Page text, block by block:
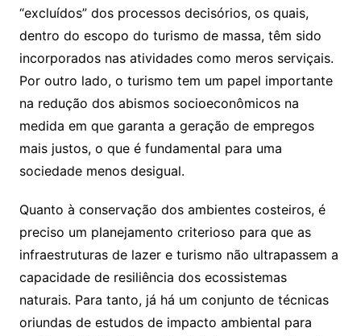
“excluídos” dos processos decisórios, os quais,
dentro do escopo do turismo de massa, têm sido
incorporados nas atividades como meros serviçais.
Por outro lado, o turismo tem um papel importante
na redução dos abismos socioeconômicos na
medida em que garanta a geração de empregos
mais justos, o que é fundamental para uma
sociedade menos desigual.
Quanto à conservação dos ambientes costeiros, é
preciso um planejamento criterioso para que as
infraestruturas de lazer e turismo não ultrapassem a
capacidade de resiliência dos ecossistemas
naturais. Para tanto, já há um conjunto de técnicas
oriundas de estudos de impacto ambiental para